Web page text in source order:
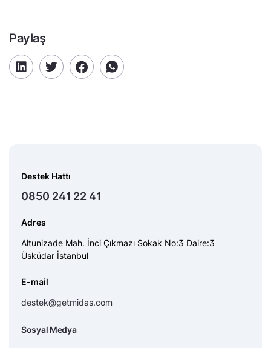
Paylaş
Destek Hattı
0850 241 22 41
Adres
Altunizade Mah. İnci Çıkmazı Sokak No:3 Daire:3
Üsküdar İstanbul
E-mail
destek@getmidas.com
Sosyal Medya